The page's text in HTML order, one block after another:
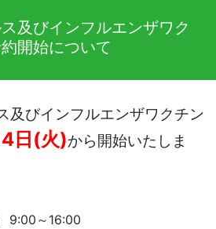
及びインフルエンザワク
開始について
及びインフルエンザワクチン
日(火)から開始いたしま
9:00～16:00